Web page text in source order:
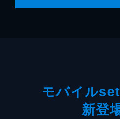
モバイル
新登